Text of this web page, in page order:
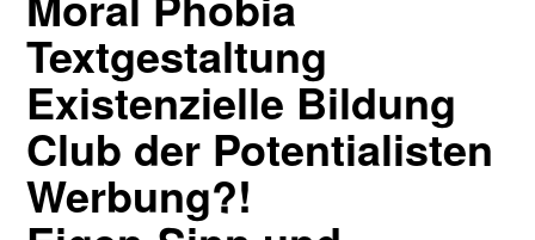
Textgestaltung
Existenzielle Bildung
Club der Potentialisten
Werbung?!